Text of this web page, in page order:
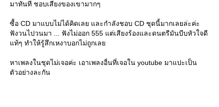
มาทันที ชอบเสียงของเขามากๆ
ซื้อ CD มาแบบไม่ได้คิดเลย และกำลังชอบ CD ชุดนี้มากเลยล่ะค่ะ
ฟังวนไปวนมา ... ฟังไม่ออก 555 แต่เสียงร้องและดนตรีมันบีบหัวใจดี
ท้ๆ ทำให้รู้สึกเหงาบอกไม่ถูกเล
หาเพลงในชุดไม่เจอค่ะ เอาเพลงอื่นที่เจอใน youtube มาแปะเป็น
ตัวอย่างละกัน